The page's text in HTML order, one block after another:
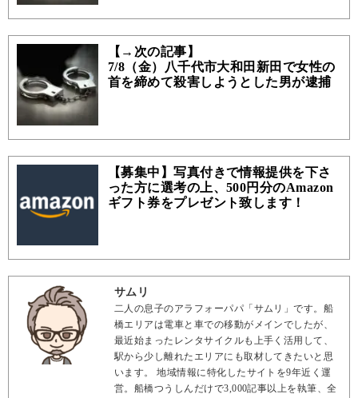
【→次の記事】
7/8（金）八千代市大和田新田で女性の
首を締めて殺害しようとした男が逮捕
【募集中】写真付きで情報提供を下さ
った方に選考の上、500円分のAmazon
ギフト券をプレゼント致します！
サムリ
二人の息子のアラフォーパパ「サムリ」です。船
橋エリアは電車と車での移動がメインでしたが、
最近始まったレンタサイクルも上手く活用して、
駅から少し離れたエリアにも取材してきたいと思
います。 地域情報に特化したサイトを9年近く運
営。船橋つうしんだけで3,000記事以上を執筆、全